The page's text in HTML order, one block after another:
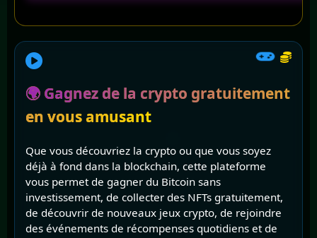
🌍 Gagnez de la crypto gratuitement
en vous amusant
Que vous découvriez la crypto ou que vous soyez
déjà à fond dans la blockchain, cette plateforme
vous permet de gagner du Bitcoin sans
investissement, de collecter des NFTs gratuitement,
de découvrir de nouveaux jeux crypto, de rejoindre
des événements de récompenses quotidiens et de